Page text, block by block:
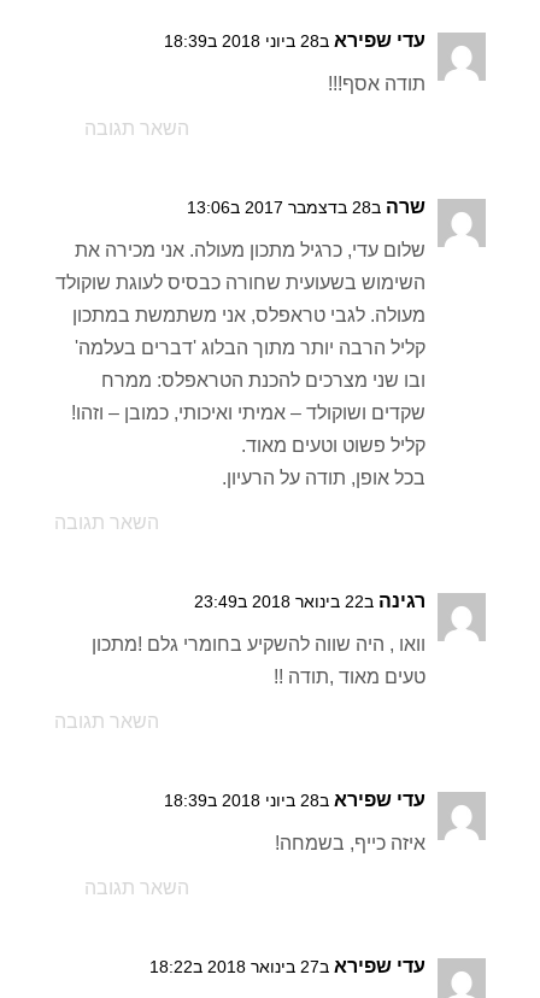
עדי שפירא ב28 ביוני 2018 ב18:39
תודה אסף!!!
השאר תגובה
שרה ב28 בדצמבר 2017 ב13:06
שלום עדי, כרגיל מתכון מעולה. אני מכירה את
השימוש בשעועית שחורה כבסיס לעוגת שוקולד
מעולה. לגבי טראפלס, אני משתמשת במתכון
קליל הרבה יותר מתוך הבלוג 'דברים בעלמה'
ובו שני מצרכים להכנת הטראפלס: ממרח
שקדים ושוקולד – אמיתי ואיכותי, כמובן – וזהו!
קליל פשוט וטעים מאוד.
בכל אופן, תודה על הרעיון.
השאר תגובה
רגינה ב22 בינואר 2018 ב23:49
וואו , היה שווה להשקיע בחומרי גלם !מתכון
טעים מאוד ,תודה !!
השאר תגובה
עדי שפירא ב28 ביוני 2018 ב18:39
איזה כייף, בשמחה!
השאר תגובה
עדי שפירא ב27 בינואר 2018 ב18:22